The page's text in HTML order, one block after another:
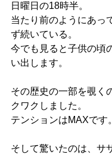
日曜日の18時半。
当たり前のようにあっ
ず続いている。
今でも見ると子供の頃
い出します。
その歴史の一部を覗く
クワクしました。
テンションはMAXです。
そして驚いたのは、サ